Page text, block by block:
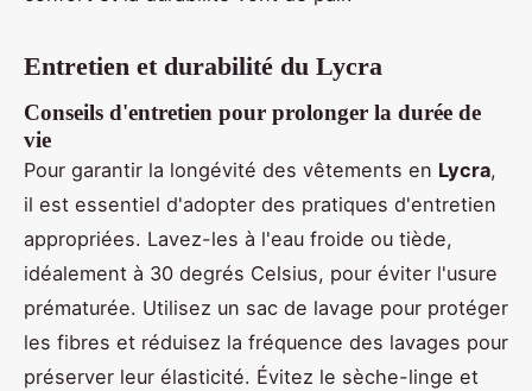
Entretien et durabilité du Lycra
Conseils d'entretien pour prolonger la durée de
vie
Pour garantir la longévité des vêtements en Lycra,
il est essentiel d'adopter des pratiques d'entretien
appropriées. Lavez-les à l'eau froide ou tiède,
idéalement à 30 degrés Celsius, pour éviter l'usure
prématurée. Utilisez un sac de lavage pour protéger
les fibres et réduisez la fréquence des lavages pour
préserver leur élasticité. Évitez le sèche-linge et